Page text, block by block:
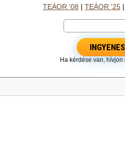
TEÁOR '08 TEÁOR '25|
Ha kérdése van,